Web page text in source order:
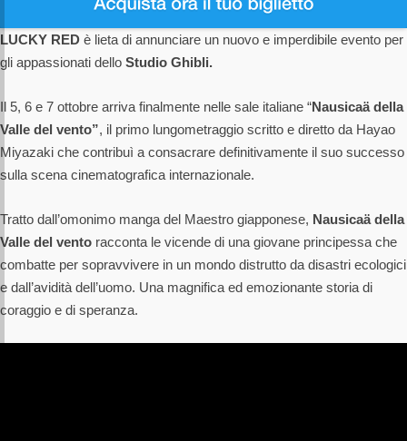
LUCKY RED è lieta di annunciare un nuovo e imperdibile evento per
gli appassionati dello Studio Ghibli.
Il 5, 6 e 7 ottobre arriva finalmente nelle sale italiane “Nausicaä della
Valle del vento”, il primo lungometraggio scritto e diretto da Hayao
Miyazaki che contribuì a consacrare definitivamente il suo successo
sulla scena cinematografica internazionale.
Tratto dall’omonimo manga del Maestro giapponese, Nausicaä della
Valle del vento racconta le vicende di una giovane principessa che
combatte per sopravvivere in un mondo distrutto da disastri ecologici
e dall’avidità dell’uomo. Una magnifica ed emozionante storia di
coraggio e di speranza.